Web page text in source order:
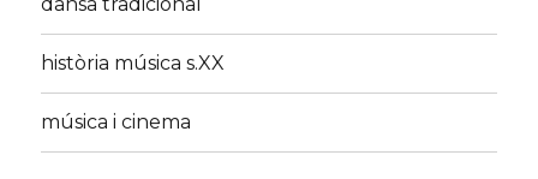
història música s.XX
música i cinema